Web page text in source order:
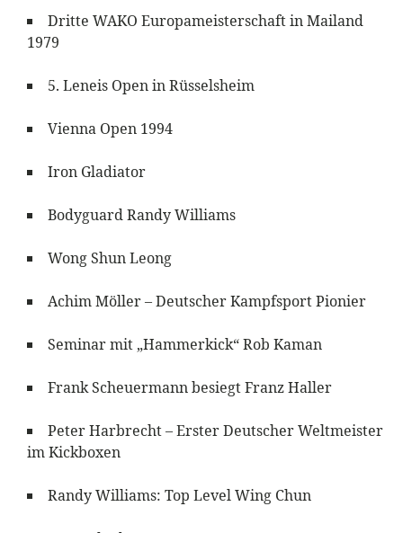
Dritte WAKO Europameisterschaft in Mailand
1979
5. Leneis Open in Rüsselsheim
Vienna Open 1994
Iron Gladiator
Bodyguard Randy Williams
Wong Shun Leong
Achim Möller – Deutscher Kampfsport Pionier
Seminar mit „Hammerkick“ Rob Kaman
Frank Scheuermann besiegt Franz Haller
Peter Harbrecht – Erster Deutscher Weltmeister
im Kickboxen
Randy Williams: Top Level Wing Chun